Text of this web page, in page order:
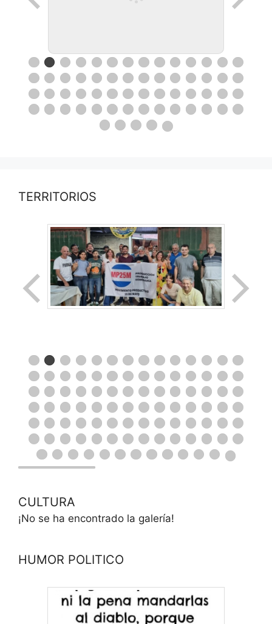
TERRITORIOS
CULTURA
¡No se ha encontrado la galería!
HUMOR POLITICO